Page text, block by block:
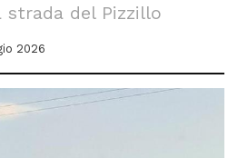
del Pizzillo
2026